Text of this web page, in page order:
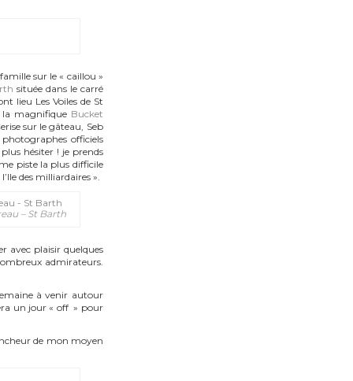
sur le « caillou »
située dans le carré
lieu Les Voiles de St
la magnifique Bucket
sur le gâteau, Seb
officiels
hésiter ! je prends
piste la plus difficile
des milliardaires ».
– St Barth
avec plaisir quelques
admirateurs.
à venir autour
un jour « off » pour
de mon moyen